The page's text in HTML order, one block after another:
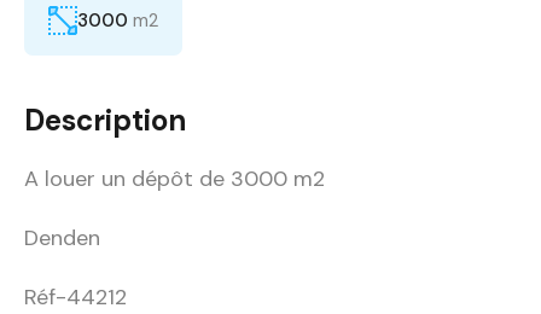
3000 m2
Description
A louer un dépôt de 3000 m2
Denden
Réf-44212